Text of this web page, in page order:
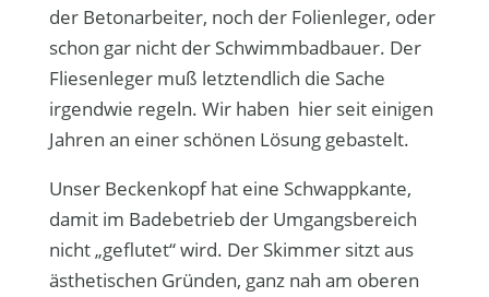
der Betonarbeiter, noch der Folienleger, oder
schon gar nicht der Schwimmbadbauer. Der
Fliesenleger muß letztendlich die Sache
irgendwie regeln. Wir haben hier seit einigen
Jahren an einer schönen Lösung gebastelt.
Unser Beckenkopf hat eine Schwappkante,
damit im Badebetrieb der Umgangsbereich
nicht „geflutet“ wird. Der Skimmer sitzt aus
ästhetischen Gründen, ganz nah am oberen